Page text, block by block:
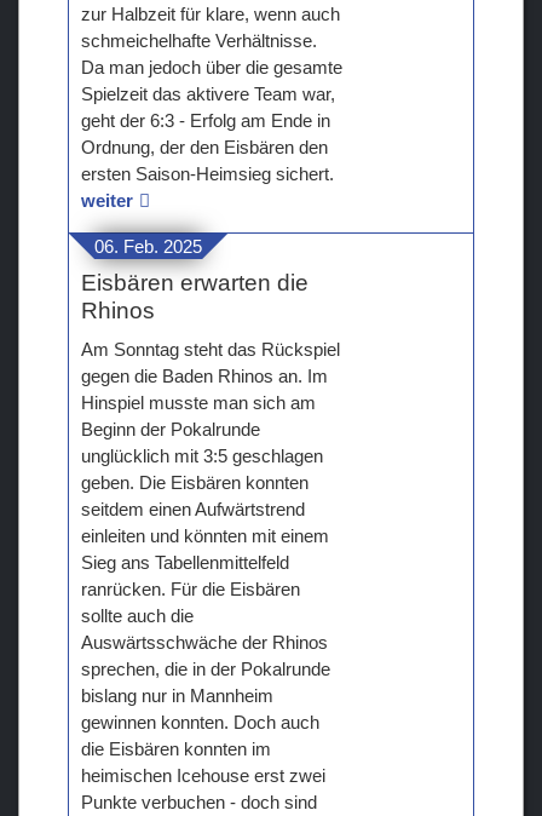
zur Halbzeit für klare, wenn auch
schmeichelhafte Verhältnisse.
Da man jedoch über die gesamte
Spielzeit das aktivere Team war,
geht der 6:3 - Erfolg am Ende in
Ordnung, der den Eisbären den
ersten Saison-Heimsieg sichert.
weiter
06. Feb. 2025
Eisbären erwarten die
Rhinos
Am Sonntag steht das Rückspiel
gegen die Baden Rhinos an. Im
Hinspiel musste man sich am
Beginn der Pokalrunde
unglücklich mit 3:5 geschlagen
geben. Die Eisbären konnten
seitdem einen Aufwärtstrend
einleiten und könnten mit einem
Sieg ans Tabellenmittelfeld
ranrücken. Für die Eisbären
sollte auch die
Auswärtsschwäche der Rhinos
sprechen, die in der Pokalrunde
bislang nur in Mannheim
gewinnen konnten. Doch auch
die Eisbären konnten im
heimischen Icehouse erst zwei
Punkte verbuchen - doch sind